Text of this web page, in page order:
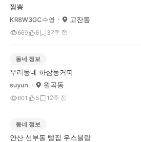
짬뽕
KR8W3GC수영 고잔동
669 6 32주 전
동네 정보
우리동네 하삼동커피
suyun 원곡동
601 5 1 2주 전
동네 정보
안산 선부동 빵집 우스블랑